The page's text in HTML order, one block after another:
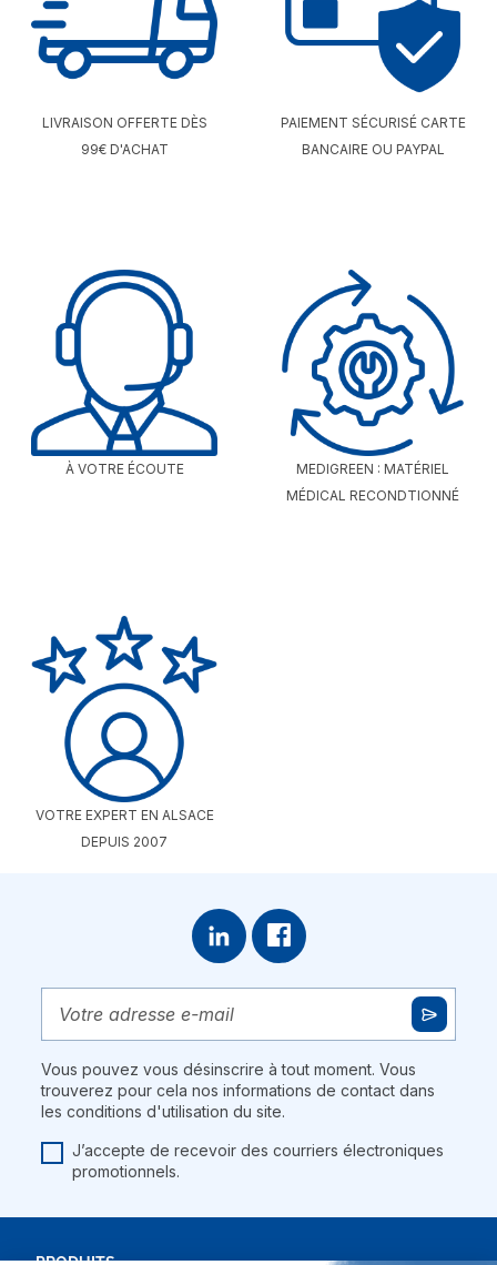
LIVRAISON OFFERTE DÈS
99€ D'ACHAT
PAIEMENT SÉCURISÉ CARTE
BANCAIRE OU PAYPAL
À VOTRE ÉCOUTE
MEDIGREEN : MATÉRIEL
MÉDICAL RECONDTIONNÉ
VOTRE EXPERT EN ALSACE
DEPUIS 2007
Vous pouvez vous désinscrire à tout moment. Vous
trouverez pour cela nos informations de contact dans
les conditions d'utilisation du site.
J’accepte de recevoir des courriers électroniques
promotionnels.